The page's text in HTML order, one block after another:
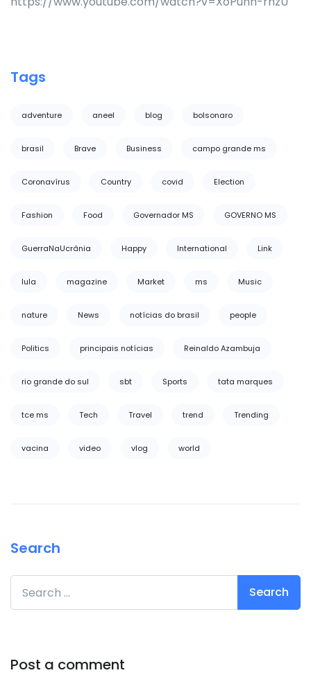
Tags
adventure aneel blog bolsonaro
brasil Brave Business campo grande ms
Coronavírus Country covid Election
Fashion Food Governador MS GOVERNO MS
GuerraNaUcrânia Happy International Link
lula magazine Market ms Music
nature News notícias do brasil people
Politics principais notícias Reinaldo Azambuja
rio grande do sul sbt Sports tata marques
tce ms Tech Travel trend Trending
vacina video vlog world
Search
Search for:
Post a comment